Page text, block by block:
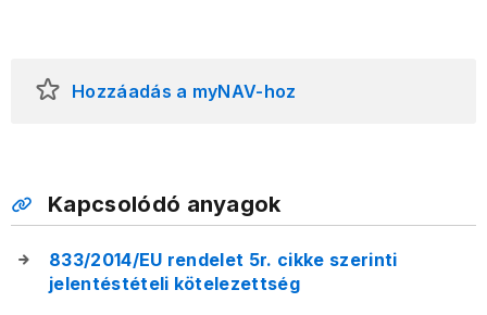
Hozzáadás a myNAV-hoz
Kapcsolódó anyagok
833/2014/EU rendelet 5r. cikke szerinti
jelentéstételi kötelezettség